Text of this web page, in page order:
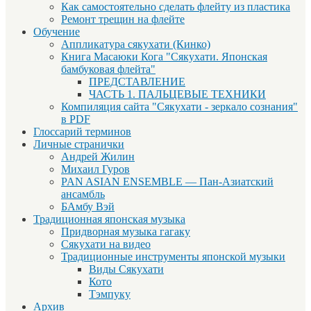
Как самостоятельно сделать флейту из пластика
Ремонт трещин на флейте
Обучение
Аппликатура сякухати (Кинко)
Книга Масаюки Кога "Сякухати. Японская
бамбуковая флейта"
ПРЕДСТАВЛЕНИЕ
ЧАСТЬ 1. ПАЛЬЦЕВЫЕ ТЕХНИКИ
Компиляция сайта "Сякухати - зеркало сознания"
в PDF
Глоссарий терминов
Личные странички
Андрей Жилин
Михаил Гуров
PAN ASIAN ENSEMBLE — Пан-Азиатский
ансамбль
БАмбу Вэй
Традиционная японская музыка
Придворная музыка гагаку
Сякухати на видео
Традиционные инструменты японской музыки
Виды Сякухати
Кото
Тэмпуку
Архив